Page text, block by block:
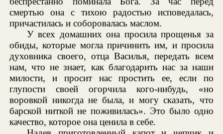
смертью она с тихою радостью исповедалась,
причастилась и соборовалась маслом.
У всех домашних она просила прощенья за
обиды, которые могла причинить им, и просила
духовника своего, отца Василья, передать всем
нам, что не знает, как благодарить нас за наши
милости, и просит нас простить ее, если по
глупости своей огорчила кого-нибудь, «но
воровкой никогда не была, и могу сказать, что
барской ниткой не поживилась». Это было одно
качество, которое она ценила в себе.